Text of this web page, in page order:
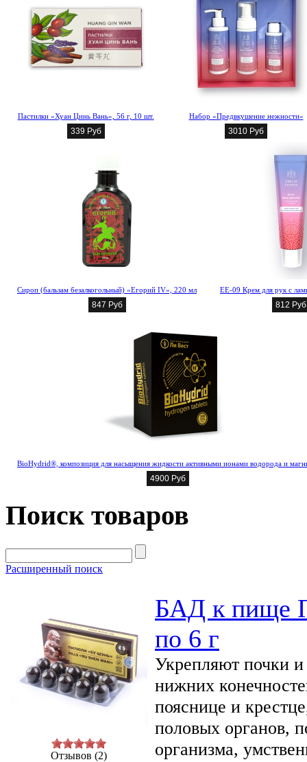
Пастилки «Хуан Цинь Вань», 56 г, 10 шт.
339 Руб
Набор «Предвкушение нежности»
3010 Руб
Сироп (бальзам безалкогольный) «Егорий IV», 220 мл
847 Руб
EE-09 Крем для рук с
812 Руб
BioHydrid®, композиция для насыщения жидкости активными ионами водорода и
4900 Руб
Поиск товаров
Расширенный поиск
Отзывов (2)
БАД к пище
по 6 г
Укрепляют почки
нижних
пояснице и
половых органов,
организма,